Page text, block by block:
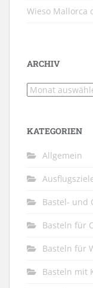
Wieso Mallorca
ARCHIV
Archiv
KATEGORIEN
Allgemein
Bastel- und
Basteln für
Basteln für
Basteln mit